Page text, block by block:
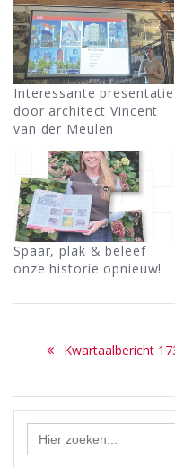
Interessante presentatie
door architect Vincent
van der Meulen
Spaar, plak & beleef
onze historie opnieuw!
navigatie
Previous
Kwartaalbericht